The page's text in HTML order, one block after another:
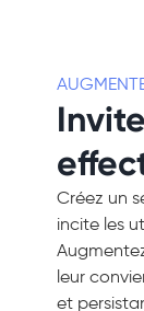
Créez un
incite les
leur
et